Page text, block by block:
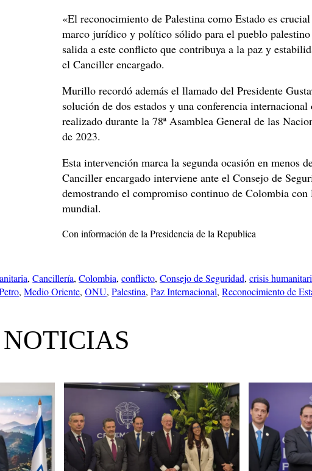
«El reconocimiento de Palestina como Estado es
marco jurídico y político sólido para el pueblo
salida a este conflicto que contribuya a la paz y
el Canciller encargado.
Murillo recordó además el llamado del Presidente
solución de dos estados y una conferencia internacional
realizado durante la 78ª Asamblea General de las
de 2023.
Esta intervención marca la segunda ocasión en menos
Canciller encargado interviene ante el Consejo de
demostrando el compromiso continuo de Colombia
mundial.
Con información de la Presidencia de la Republica
, Cancillería, Colombia, conflicto, Consejo de Seguridad, crisis
, Medio Oriente, ONU, Palestina, Paz Internacional, Reconocimiento de